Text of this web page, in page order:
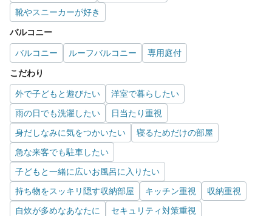
靴やスニーカーが好き
バルコニー
バルコニー ルーフバルコニー 専用庭付
こだわり
外で子どもと遊びたい
洋室で暮らしたい
雨の日でも洗濯したい
日当たり重視
身だしなみに気をつかいたい
寝るためだけの部屋
急な来客でも駐車したい
子どもと一緒に広いお風呂に入りたい
持ち物をスッキリ隠す収納部屋
キッチン重視
収納重視
自炊が多めなあなたに
セキュリティ対策重視